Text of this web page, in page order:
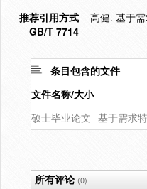
推荐引用方式
GB/T 7714
高健. 基于
条目包含的文件
文件名称/大小
硕士毕业论文--基于需求
所有评论(0)